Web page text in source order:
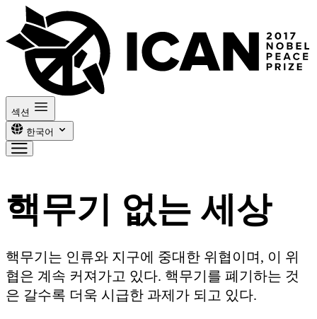
섹션
한국어
핵무기 없는 세상
핵무기는 인류와 지구에 중대한 위협이며, 이 위
협은 계속 커져가고 있다. 핵무기를 폐기하는 것
은 갈수록 더욱 시급한 과제가 되고 있다.